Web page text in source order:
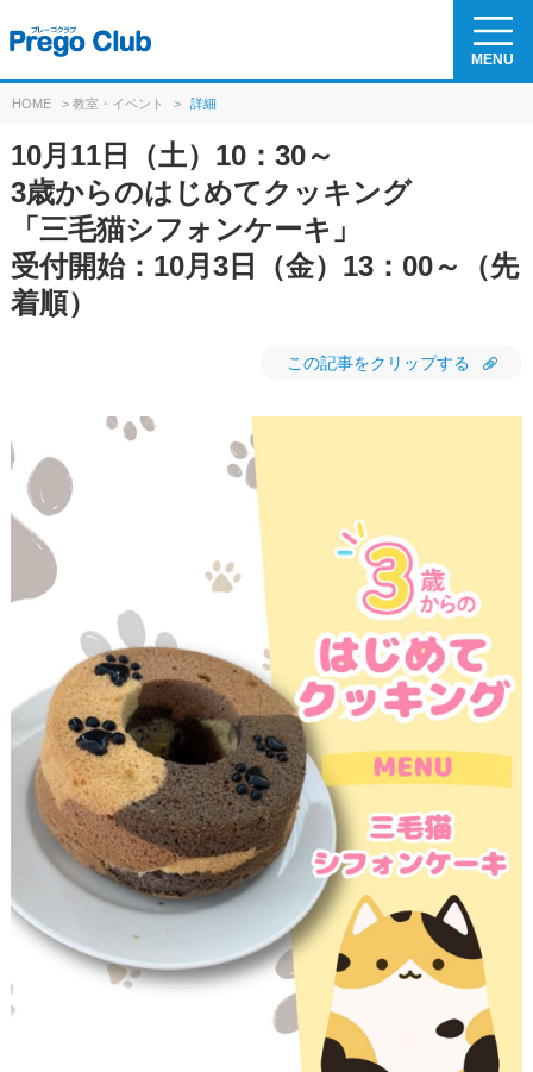
MENU
HOME > 教室・イベント > 詳細
10月11日（土）10：30～
3歳からのはじめてクッキング
「三毛猫シフォンケーキ」
受付開始：10月3日（金）13：00～（先
着順）
この記事をクリップする